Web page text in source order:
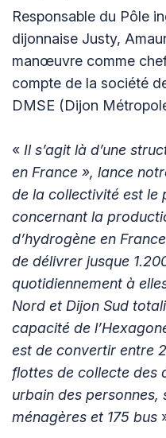
Responsable du Pôle
dijonnaise Justy,
manœuvre comme
compte de la société
DMSE (Dijon
« Il s’agit là d’une
en France », lance
de la collectivité est le
concernant la
d’hydrogène en
de délivrer jusque
quotidiennement à
Nord et Dijon Sud
capacité de
est de convertir entre
flottes de collecte des
urbain des
ménagères et 175 bus